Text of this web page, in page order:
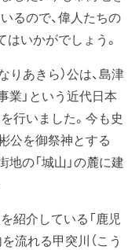
るので、偉人たちの
いかがでしょう。
あきら）公は、島津
業」という近代日本
行いました。今も史
公を御祭神とする
地の「城山」の麓に建
紹介している「鹿児
流れる甲突川（こう